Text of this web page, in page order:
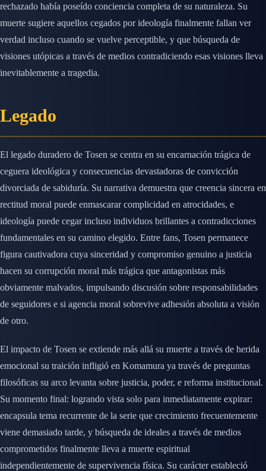
rechazado había poseído conciencia completa de su naturaleza. Su
muerte sugiere aquellos cegados por ideología finalmente fallan ver
verdad incluso cuando se vuelve perceptible, y que búsqueda de
visiones utópicas a través de medios contradiciendo esas visiones lleva
inevitablemente a tragedia.
Legado
El legado duradero de Tosen se centra en su encarnación trágica de
ceguera ideológica y consecuencias devastadoras de convicción
divorciada de sabiduría. Su narrativa demuestra que creencia sincera en
rectitud moral puede enmascarar complicidad en atrocidades, e
ideología puede cegar incluso individuos brillantes a contradicciones
fundamentales en su camino elegido. Entre fans, Tosen permanece
figura cautivadora cuya sinceridad y compromiso genuino a justicia
hacen su corrupción moral más trágica que antagonistas más
obviamente malvados, impulsando discusión sobre responsabilidades
de seguidores e si agencia moral sobrevive adhesión absoluta a visión
de otro.
El impacto de Tosen se extiende más allá su muerte a través de herida
emocional su traición infligió en Komamura ya través de preguntas
filosóficas su arco levanta sobre justicia, poder, e reforma institucional.
Su momento final: logrando vista solo para inmediatamente expirar:
encapsula tema recurrente de la serie que crecimiento frecuentemente
viene demasiado tarde, y búsqueda de ideales a través de medios
comprometidos finalmente lleva a muerte espiritual
independientemente de supervivencia física. Su carácter estableció